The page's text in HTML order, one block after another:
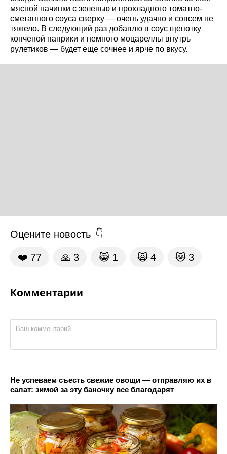
мясной начинки с зеленью и прохладного томатно-
сметанного соуса сверху — очень удачно и совсем не
тяжело. В следующий раз добавлю в соус щепотку
копченой паприки и немного моцареллы внутрь
рулетиков — будет еще сочнее и ярче по вкусу.
Оцените новость
❤️ 77 🙏 3 😹 1 🙀 4 😿 3
Комментарии
Не успеваем съесть свежие овощи — отправляю их в
салат: зимой за эту баночку все благодарят